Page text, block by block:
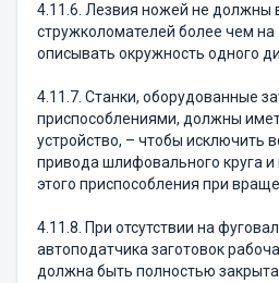
4.11.6. Лезвия ножей не должны
стружколомателей более чем
описывать окружность одного
4.11.7. Станки, оборудованные
приспособлениями, должны
устройство, – чтобы исключить
привода шлифовального круга
этого приспособления при
4.11.8. При отсутствии на
автоподатчика заготовок
должна быть полностью